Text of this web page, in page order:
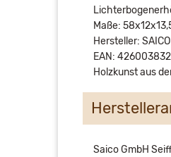
Maße:
Hersteller:
EAN:
Holzkunst aus
Saico GmbH